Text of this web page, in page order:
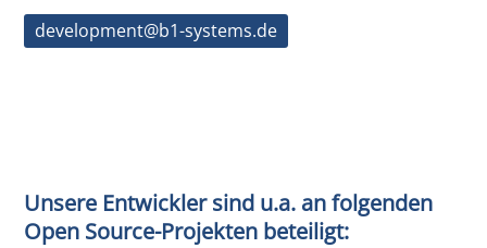
development@b1-systems.de
Unsere Entwickler sind u.a. an folgenden
Open Source-Projekten beteiligt: